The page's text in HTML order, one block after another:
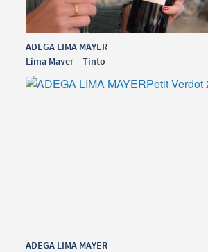
ADEGA LIMA MAYER
Lima Mayer – Tinto
ADEGA LIMA MAYER